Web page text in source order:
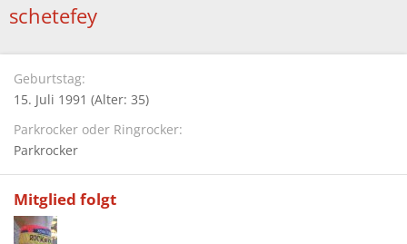
schetefey
Geburtstag
15. Juli 1991 (Alter: 35)
Parkrocker oder Ringrocker
Parkrocker
Mitglied folgt